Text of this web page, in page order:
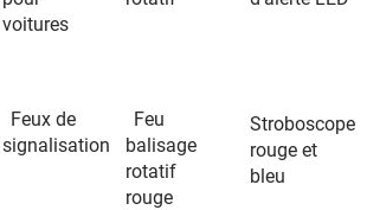
voitures
Feux de
signalisation
Feu
balisage
rotatif
rouge
Stroboscope
rouge et
bleu